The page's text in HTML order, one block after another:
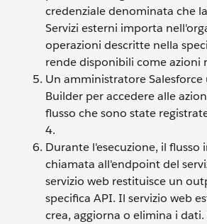
credenziale denominata che
Servizi esterni importa
operazioni descritte nella
rende disponibili come azioni
Un amministratore Salesforce
Builder per accedere alle
flusso che sono state
4.
Durante l'esecuzione, il flusso
chiamata all'endpoint del
servizio web restituisce un
specifica API. Il servizio web
crea, aggiorna o elimina i dati.